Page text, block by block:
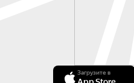
Загрузите в